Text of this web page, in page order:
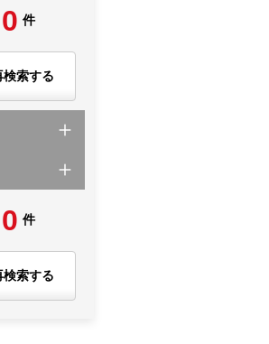
0 件
検索する
0 件
検索する